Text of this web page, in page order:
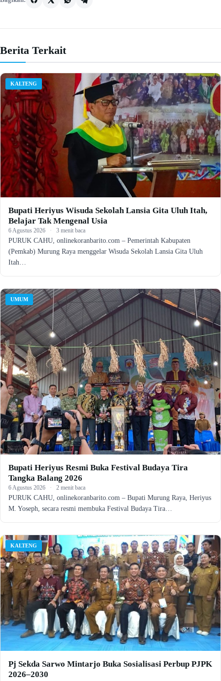
Berita Terkait
KALTENG
Bupati Heriyus Wisuda Sekolah Lansia Gita Uluh Itah,
Belajar Tak Mengenal Usia
6 Agustus 2026 · 3 menit baca
PURUK CAHU, onlinekoranbarito.com – Pemerintah Kabupaten
(Pemkab) Murung Raya menggelar Wisuda Sekolah Lansia Gita Uluh
Itah…
UMUM
Bupati Heriyus Resmi Buka Festival Budaya Tira
Tangka Balang 2026
6 Agustus 2026 · 2 menit baca
PURUK CAHU, onlinekoranbarito.com – Bupati Murung Raya, Heriyus
M. Yoseph, secara resmi membuka Festival Budaya Tira…
KALTENG
Pj Sekda Sarwo Mintarjo Buka Sosialisasi Perbup PJPK
2026–2030